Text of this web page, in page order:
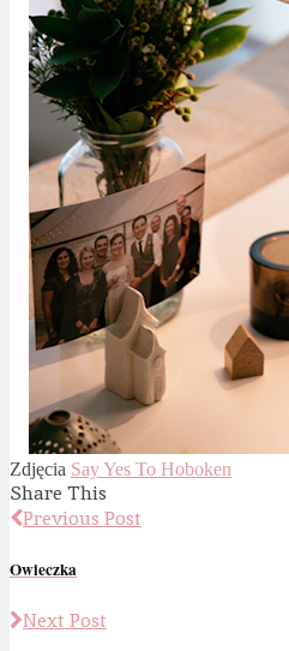
Zdjęcia Say Yes To Hoboken
Share This
Previous Post
Owieczka
Next Post